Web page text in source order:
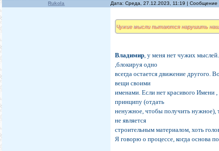
Rukola Дата: Среда, 27.12.2023, 11:19 |
Чужие мысли пытаются нарушить
Владимир, у меня нет чужих
,блокируя одно
всегда остается движение другого.
вещи своими
именами. Если нет красивого Имени
принципу (отдать
ненужное, чтобы получить нужное),
не является
строительным материалом, хоть
Я говорю о процессе, когда основа